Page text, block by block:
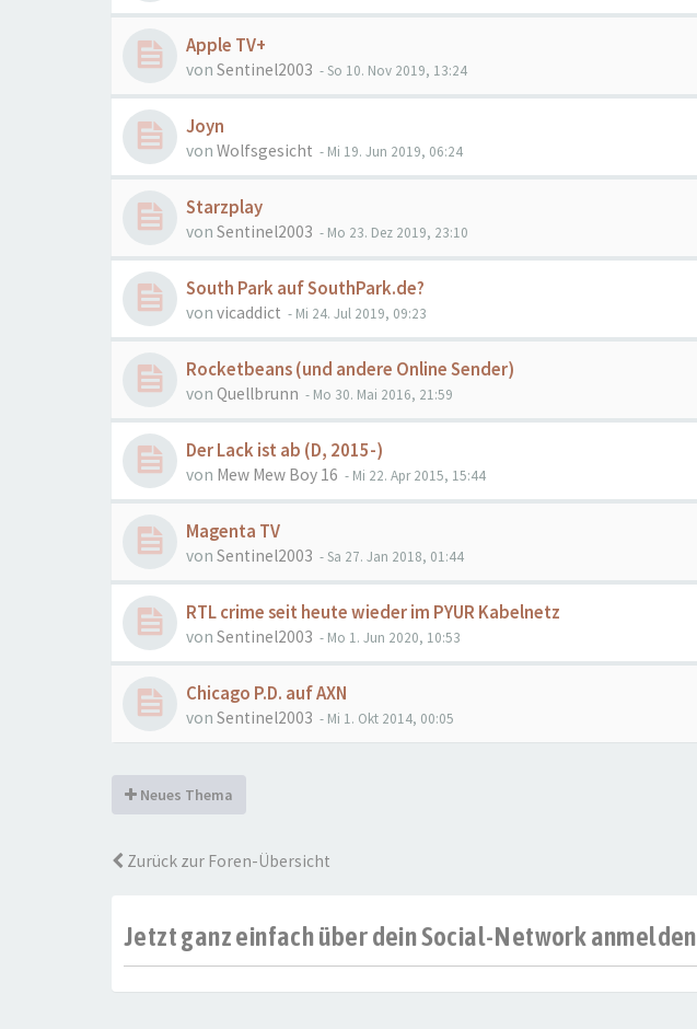
Apple TV+
von Sentinel2003 - So 10. Nov 2019, 13:24
Joyn
von Wolfsgesicht - Mi 19. Jun 2019, 06:24
Starzplay
von Sentinel2003 - Mo 23. Dez 2019, 23:10
South Park auf SouthPark.de?
von vicaddict - Mi 24. Jul 2019, 09:23
Rocketbeans (und andere Online Sender)
von Quellbrunn - Mo 30. Mai 2016, 21:59
Der Lack ist ab (D, 2015-)
von Mew Mew Boy 16 - Mi 22. Apr 2015, 15:44
Magenta TV
von Sentinel2003 - Sa 27. Jan 2018, 01:44
RTL crime seit heute wieder im PYUR Kabelnetz
von Sentinel2003 - Mo 1. Jun 2020, 10:53
Chicago P.D. auf AXN
von Sentinel2003 - Mi 1. Okt 2014, 00:05
Neues Thema
Zurück zur Foren-Übersicht
Jetzt ganz einfach über dein Social-Network anmelden